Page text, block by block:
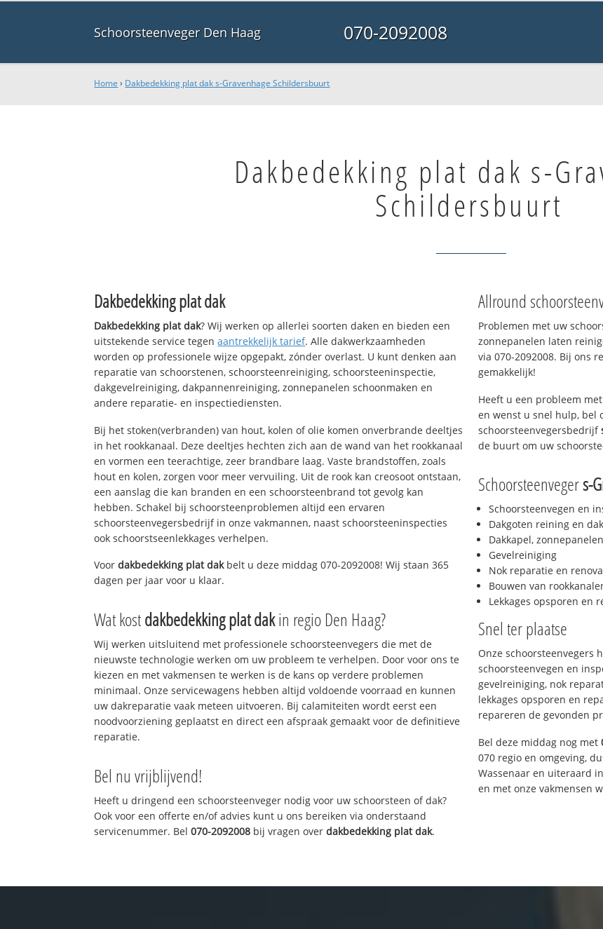
Schoorsteenveger Den Haag 070-2092008
Home › Dakbedekking plat dak s-Gravenhage Schildersbuurt
Dakbedekking plat dak s-
Schildersbuurt
Dakbedekking plat dak
Dakbedekking plat dak? Wij werken op allerlei soorten daken en bieden een
uitstekende service tegenaantrekkelijk tarief. Alle dakwerkzaamheden
worden op professionele wijze opgepakt, zónder overlast. U kunt denken aan
reparatie van schoorstenen, schoorsteenreiniging, schoorsteeninspectie,
dakgevelreiniging, dakpannenreiniging, zonnepanelen schoonmaken en
andere reparatie- en inspectiediensten.
Bij het stoken(verbranden) van hout, kolen of olie komen onverbrande deeltjes
in het rookkanaal. Deze deeltjes hechten zich aan de wand van het rookkanaal
en vormen een teerachtige, zeer brandbare laag. Vaste brandstoffen, zoals
hout en kolen, zorgen voor meer vervuiling. Uit de rook kan creosoot ontstaan,
een aanslag die kan branden en een schoorsteenbrand tot gevolg kan
hebben. Schakel bij schoorsteenproblemen altijd een ervaren
schoorsteenvegersbedrijf in onze vakmannen, naast schoorsteeninspecties
ook schoorstseenlekkages verhelpen.
Voordakbedekking plat dakbelt u deze middag 070-2092008! Wij staan 365
dagen per jaar voor u klaar.
Wat kostdakbedekking plat dakin regio Den Haag?
Wij werken uitsluitend met professionele schoorsteenvegers die met de
nieuwste technologie werken om uw probleem te verhelpen. Door voor ons te
kiezen en met vakmensen te werken is de kans op verdere problemen
minimaal. Onze servicewagens hebben altijd voldoende voorraad en kunnen
uw dakreparatie vaak meteen uitvoeren. Bij calamiteiten wordt eerst een
noodvoorziening geplaatst en direct een afspraak gemaakt voor de definitieve
reparatie.
Bel nu vrijblijvend!
Heeft u dringend een schoorsteenveger nodig voor uw schoorsteen of dak?
Ook voor een offerte en/of advies kunt u ons bereiken via onderstaand
servicenummer. Bel070-2092008 bij vragen overdakbedekking plat dak.
Allround
Problemen met uw
zonnepanelen laten
via 070-2092008. Bij ons
gemakkelijk!
Heeft u een probleem
en wenst u snel hulp, bel
schoorsteenvegersbedrijf
de buurt om uw
Schoorsteenvegers-
Schoorsteenvegen en
Dakgoten reining en
Dakkapel,
Gevelreiniging
Nok reparatie en
Bouwen van
Lekkages opsporen en
Snel ter plaatse
Onze schoorsteenvegers
schoorsteenvegen en
gevelreiniging, nok
lekkages opsporen en
repareren de gevonden
Bel deze middag nog met
070 regio en omgeving,
Wassenaar en uiteraard
en met onze vakmensen